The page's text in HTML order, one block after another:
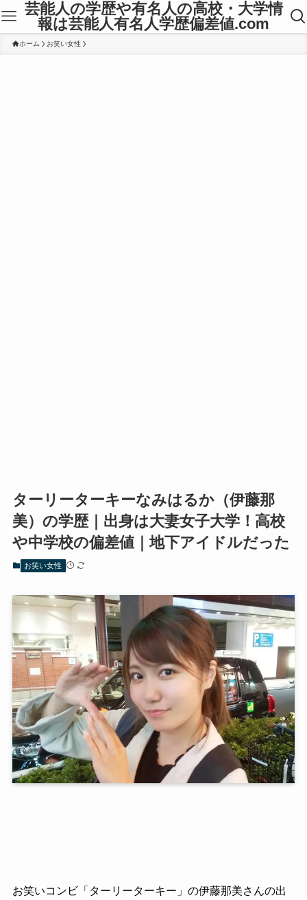
芸能人の学歴や有名人の高校・大学情
報は芸能人有名人学歴偏差値.com
ホーム お笑い女性
ターリーターキーなみはるか（伊藤那
美）の学歴｜出身は大妻女子大学！高校
や中学校の偏差値｜地下アイドルだった
お笑い女性
お笑いコンビ「ターリーターキー」の伊藤那美さんの出